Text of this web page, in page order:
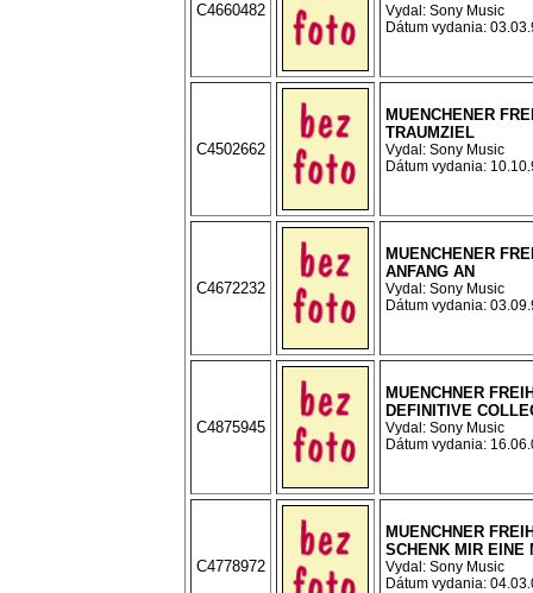
C4660482
Vydal: Sony Music
Dátum vydania:
C4502662
MUENCHENER
TRAUMZIEL
Vydal: Sony Music
Dátum vydania:
C4672232
MUENCHENER
ANFANG AN
Vydal: Sony Music
Dátum vydania:
C4875945
MUENCHNER
DEFINITIVE
Vydal: Sony Music
Dátum vydania:
C4778972
MUENCHNER
SCHENK MIR EINE
Vydal: Sony Music
Dátum vydania: